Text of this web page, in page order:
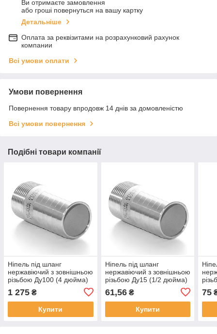
Ви отримаєте замовлення
або гроші повернуться на вашу картку
Детальніше
Оплата за реквізитами на розрахунковий рахунок
компании
Всі умови оплати
Умови повернення
Повернення товару впродовж 14 днів за домовленістю
Всі умови повернення
Подібні товари компанії
Ніпель під шланг
нержавіючий з зовнішньою
різьбою Ду100 (4 дюйма)
AISI304 (під шланг 108мм)
1 275 ₴
Купити
Ніпель під шланг
нержавіючий з зовнішньою
різьбою Ду15 (1/2 дюйма)
21,3мм)
61,56₴
Купити
75